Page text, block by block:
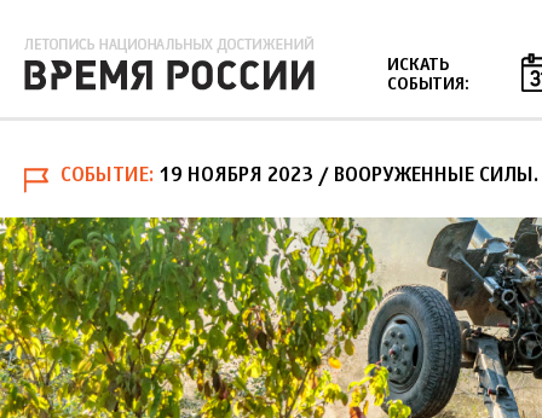
ИСКАТЬ
СОБЫТИЯ:
СОБЫТИЕ 19 НОЯБРЯ 2023 / ВООРУЖЕННЫЕ